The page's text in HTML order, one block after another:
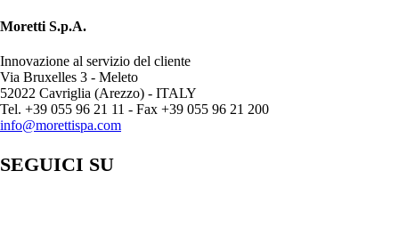
Moretti S.p.A.
Innovazione al servizio del cliente
Via Bruxelles 3 - Meleto
52022 Cavriglia (Arezzo) - ITALY
Tel. +39 055 96 21 11 - Fax +39 055 96 21 200
info@morettispa.com
SEGUICI SU